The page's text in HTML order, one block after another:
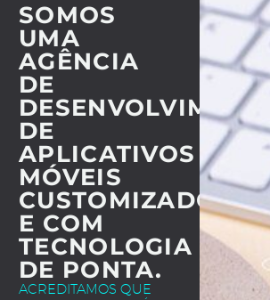
SOMOS
UMA
AGÊNCIA
DE
DESENVOLVIMENTO
DE
APLICATIVOS
MÓVEIS
CUSTOMIZADOS
E COM
TECNOLOGIA
DE PONTA.
ACREDITAMOS QUE